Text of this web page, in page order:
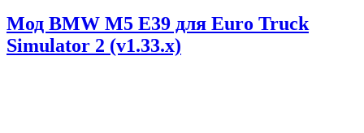
Мод BMW M5 E39 для Euro Truck
Simulator 2 (v1.33.x)